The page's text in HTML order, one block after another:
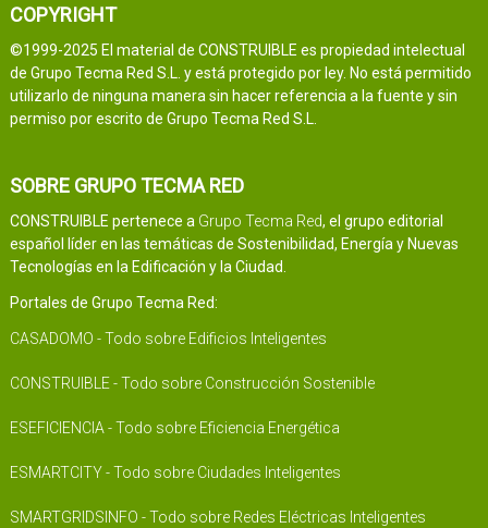
COPYRIGHT
©1999-2025 El material de CONSTRUIBLE es propiedad intelectual
de Grupo Tecma Red S.L. y está protegido por ley. No está permitido
utilizarlo de ninguna manera sin hacer referencia a la fuente y sin
permiso por escrito de Grupo Tecma Red S.L.
SOBRE GRUPO TECMA RED
CONSTRUIBLE pertenece a Grupo Tecma Red, el grupo editorial
español líder en las temáticas de Sostenibilidad, Energía y Nuevas
Tecnologías en la Edificación y la Ciudad.
Portales de Grupo Tecma Red:
CASADOMO - Todo sobre Edificios Inteligentes
CONSTRUIBLE - Todo sobre Construcción Sostenible
ESEFICIENCIA - Todo sobre Eficiencia Energética
ESMARTCITY - Todo sobre Ciudades Inteligentes
SMARTGRIDSINFO - Todo sobre Redes Eléctricas Inteligentes